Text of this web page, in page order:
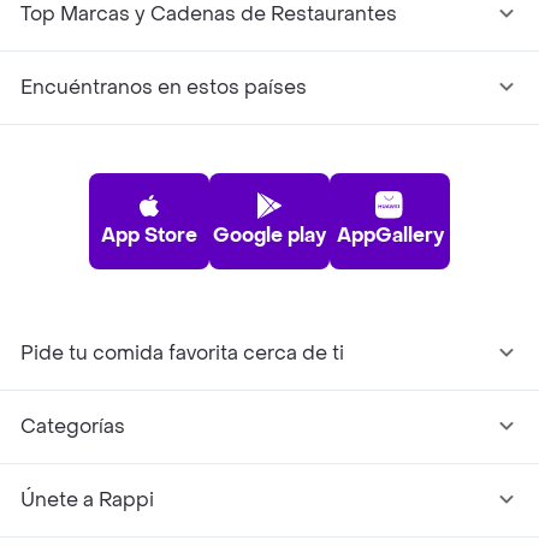
Top Marcas y Cadenas de Restaurantes
Encuéntranos en estos países
App Store Google play AppGallery
Pide tu comida favorita cerca de ti
Categorías
Únete a Rappi